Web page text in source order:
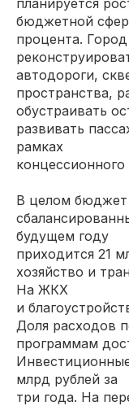
планируется
бюджетной
процента.
автодороги,
пространства,
обустраивать
развивать
рамках
концессионного
В целом бюджет
будущем году
приходится 21
хозяйство и
На ЖКХ
и
Доля расходов
программам
млрд рублей за
три года. На